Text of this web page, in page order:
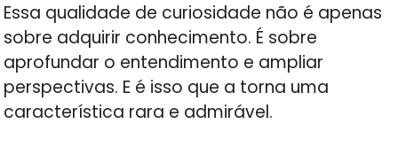
Essa qualidade de curiosidade não é apenas
sobre adquirir conhecimento. É sobre
aprofundar o entendimento e ampliar
perspectivas. E é isso que a torna uma
característica rara e admirável.